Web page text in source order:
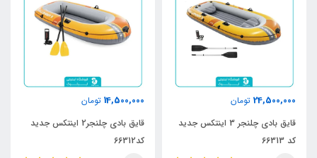
24,500,000 تومان
قایق بادی چلنجر 3 اینتکس جدید
کد 66313
14,500,000 تومان
قایق بادی چلنجر2 اینتکس جدید
کد66312